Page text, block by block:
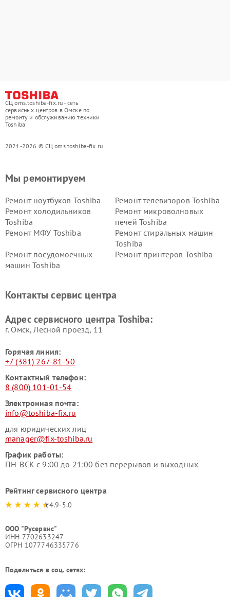
СЦ oms.toshiba-fix.ru - сеть
сервисных центров в Омске по
ремонту и обслуживанию техники
Toshiba
2021-2026 © СЦ oms.toshiba-fix.ru
Мы ремонтируем
Ремонт ноутбуков Toshiba
Ремонт телевизоров Toshiba
Ремонт холодильников
Toshiba
Ремонт микроволновых
печей Toshiba
Ремонт МФУ Toshiba
Ремонт стиральных машин
Toshiba
Ремонт посудомоечных
машин Toshiba
Ремонт принтеров Toshiba
Контакты сервис центра
Адрес сервисного центра Toshiba:
г. Омск, ​Лесной проезд, 11
Горячая линия:
+7 (381) 267-81-50
Контактный телефон:
8 (800) 101-01-54
Электронная почта:
info@toshiba-fix.ru
для юридических лиц
manager@fix-toshiba.ru
График работы:
ПН-ВСК с 9:00 до 21:00 без перерывов и выходных
Рейтинг сервисного центра
4.9-5.0
ООО "Русервис"
ИНН 7702633247
ОГРН 1077746335776
Поделиться в соц. сетях: